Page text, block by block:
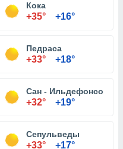
Кока
+35° +16°
Педраса
+33° +18°
Сан - Ильдефонсо
+32° +19°
Сепульведы
+33° +17°